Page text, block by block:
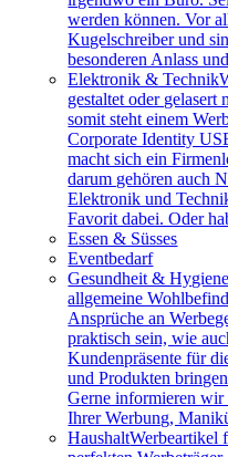
werden können. Vor
Kugelschreiber und
besonderen Anlass
Elektronik & Technik
gestaltet oder
somit steht einem
Corporate Identity
macht sich ein
darum gehören auch
Elektronik und
Favorit dabei. Oder
Essen & Süsses
Eventbedarf
Gesundheit &
allgemeine
Ansprüche an
praktisch sein, wie
Kundenpräsente für
und Produkten
Gerne informieren
Ihrer Werbung,
HaushaltWerbeartikel